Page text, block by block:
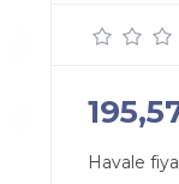
Havale